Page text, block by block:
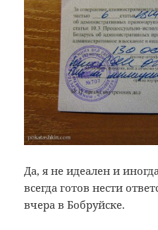
Да, я не идеален и
всегда готов нести
вчера в Бобруйске.